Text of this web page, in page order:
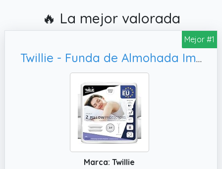
🔥 La mejor valorada
Mejor #1
Twillie - Funda de Almohada Impermeable 50x60 cm - Juego de 2 cert. Oeko-Tex® - Aegis® – Protector de Almohada Hipoalergénico, Antichinches 100% Polialgodón
Marca: Twillie